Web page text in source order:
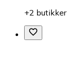
+2 butikker